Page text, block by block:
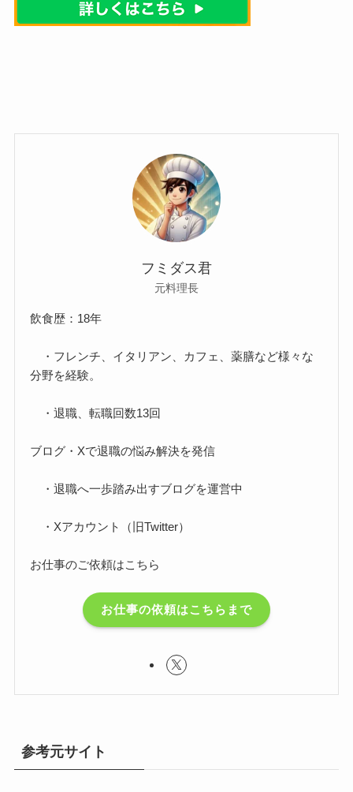
フミダス君
元料理長
飲食歴：18年
・フレンチ、イタリアン、カフェ、薬膳など様々な
分野を経験。
・退職、転職回数13回
ブログ・Xで退職の悩み解決を発信
・退職へ一歩踏み出すブログを運営中
・Xアカウント（旧Twitter）
お仕事のご依頼はこちら
お仕事の依頼はこちらまで
参考元サイト